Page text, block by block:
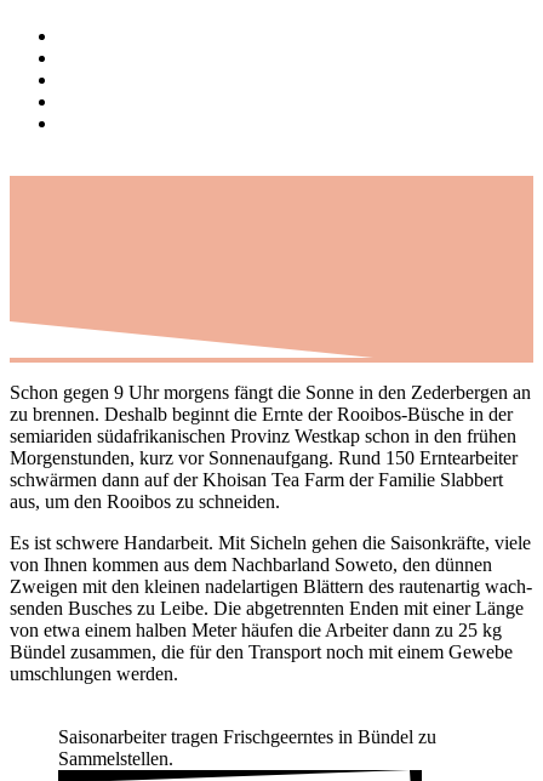
Schon gegen 9 Uhr morgens fängt die Sonne in den Zeder­bergen an
zu brennen. Deshalb beginnt die Ernte der Rooibos-Büsche in der
semia­riden südafri­ka­ni­schen Provinz Westkap schon in den frühen
Morgen­stunden, kurz vor Sonnen­auf­gang. Rund 150 Ernte­ar­beiter
schwärmen dann auf der Khoisan Tea Farm der Familie Slab­bert
aus, um den Rooibos zu schneiden.
Es ist schwere Hand­ar­beit. Mit Sicheln gehen die Saison­kräfte, viele
von Ihnen kommen aus dem Nach­bar­land Soweto, den dünnen
Zweigen mit den kleinen nadel­ar­tigen Blät­tern des rauten­artig wach­
senden Busches zu Leibe. Die abge­trennten Enden mit einer Länge
von etwa einem halben Meter häufen die Arbeiter dann zu 25 kg
Bündel zusammen, die für den Trans­port noch mit einem Gewebe
umschlungen werden.
Saison­ar­beiter tragen Frisch­ge­erntes in Bündel zu
Sammel­stellen.